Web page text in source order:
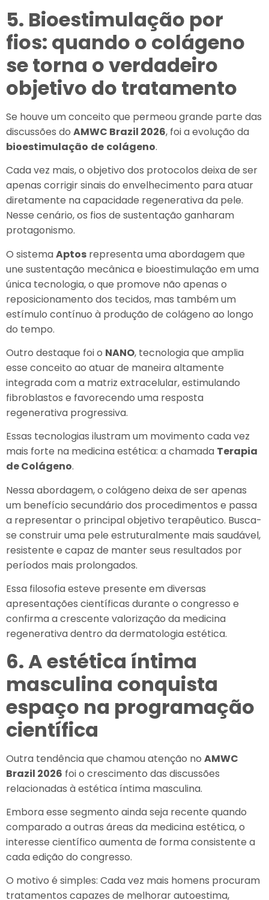
5. Bioestimulação por
fios: quando o colágeno
se torna o verdadeiro
objetivo do tratamento
Se houve um conceito que permeou grande parte das
discussões do AMWC Brazil 2026, foi a evolução da
bioestimulação de colágeno.
Cada vez mais, o objetivo dos protocolos deixa de ser
apenas corrigir sinais do envelhecimento para atuar
diretamente na capacidade regenerativa da pele.
Nesse cenário, os fios de sustentação ganharam
protagonismo.
O sistemaAptos representa uma abordagem que
une sustentação mecânica e bioestimulação em uma
única tecnologia, o que promove não apenas o
reposicionamento dos tecidos, mas também um
estímulo contínuo à produção de colágeno ao longo
do tempo.
Outro destaque foi o NANO, tecnologia que amplia
esse conceito ao atuar de maneira altamente
integrada com a matriz extracelular, estimulando
fibroblastos e favorecendo uma resposta
regenerativa progressiva.
Essas tecnologias ilustram um movimento cada vez
mais forte na medicina estética: a chamada Terapia
de Colágeno.
Nessa abordagem, o colágeno deixa de ser apenas
um benefício secundário dos procedimentos e passa
a representar o principal objetivo terapêutico. Busca-
se construir uma pele estruturalmente mais saudável,
resistente e capaz de manter seus resultados por
períodos mais prolongados.
Essa filosofia esteve presente em diversas
apresentações científicas durante o congresso e
confirma a crescente valorização da medicina
regenerativa dentro da dermatologia estética.
6. A estética íntima
masculina conquista
espaço na programação
científica
Outra tendência que chamou atenção no AMWC
Brazil 2026 foi o crescimento das discussões
relacionadas à estética íntima masculina.
Embora esse segmento ainda seja recente quando
comparado a outras áreas da medicina estética, o
interesse científico aumenta de forma consistente a
cada edição do congresso.
O motivo é simples: Cada vez mais homens procuram
tratamentos capazes de melhorar autoestima,